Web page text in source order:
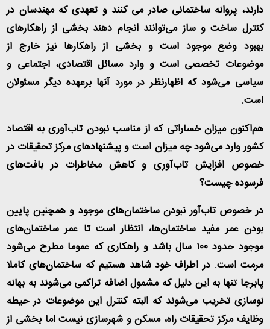
دارند، پروانه ساختمانی صادر می کنند و تعهدی که مهندسان در
کنترل ساخت و ساز می‌توانند انجام دهند بخشی از راهکارهای
بهبود وضع موجود است و بخشی از راهکارها نیز خارج از
موضوعات تخصصی است و وارد مسائل اقتصادی، اجتماعی و
سیاسی می‌شود که اظهارنظر در مورد آنها برعهده دیگر مسئولان
است.
هم‌اکنون میزان خساراتی که از مناسب نبودن تاب‌آوری به اقتصاد
کشور وارد می‌شود چه میزان است و پیشنهادهای مرکز تحقیقات در
خصوص افزایش تاب‌آوری و کاهش مخاطرات در بافت‌های
فرسوده چیست؟
در خصوص تاب‌آور نبودن ساختمان‌های موجود و همچنین پایین
بودن عمر مفید ساختمان‌ها، انتظار است تا عمر ساختمان‌های
موجود حدود ۱۰۰ سال باشد و راهکاری که عموما مطرح می‌شود
مرمت است. در اطراف خود شاهد هستیم که ساختمان‌های کاملا
پابرجا تنها به این دلیل که مشمول اضافه تراکمی می‌شوند به بهانه
نوسازی تخریب می‌شوند که البته کنترل این موضوعات در حیطه
وظایف مرکز تحقیقات راه، مسکن و شهرسازی نیست اما بخشی از